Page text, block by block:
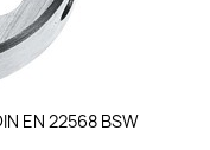
EN 22568 BSW